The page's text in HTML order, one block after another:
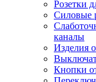
Розетки
Силовые
каналы
Изделия
Кнопки